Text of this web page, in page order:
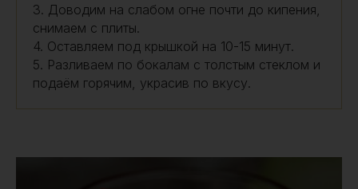
3. Доводим на слабом огне почти до кипения,
снимаем с плиты.
4. Оставляем под крышкой на 10-15 минут.
5. Разливаем по бокалам с толстым стеклом и
подаём горячим, украсив по вкусу.